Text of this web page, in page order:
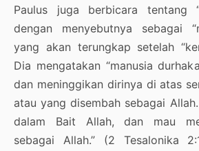
Paulus juga berbicara tentang
dengan menyebutnya sebagai
yang akan terungkap setelah
Dia mengatakan “manusia
dan meninggikan dirinya di atas
atau yang disembah sebagai
dalam Bait Allah, dan mau
sebagai Allah.” (2 Tesalonika